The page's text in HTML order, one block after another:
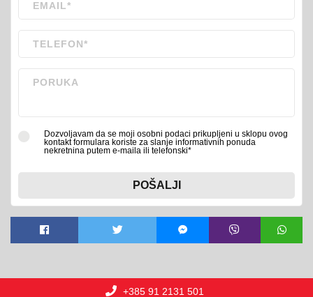
Dozvoljavam da se moji osobni podaci prikupljeni u sklopu ovog
kontakt formulara koriste za slanje informativnih ponuda
nekretnina putem e-maila ili telefonski*
POŠALJI
+385 91 2131 501